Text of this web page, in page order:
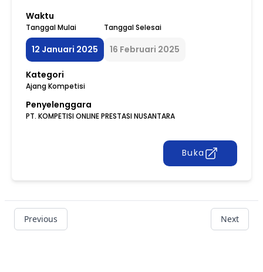
Waktu
Tanggal Mulai
12 Januari 2025
Tanggal Selesai
16 Februari 2025
Kategori
Ajang Kompetisi
Penyelenggara
PT. KOMPETISI ONLINE PRESTASI NUSANTARA
Buka
Previous Next